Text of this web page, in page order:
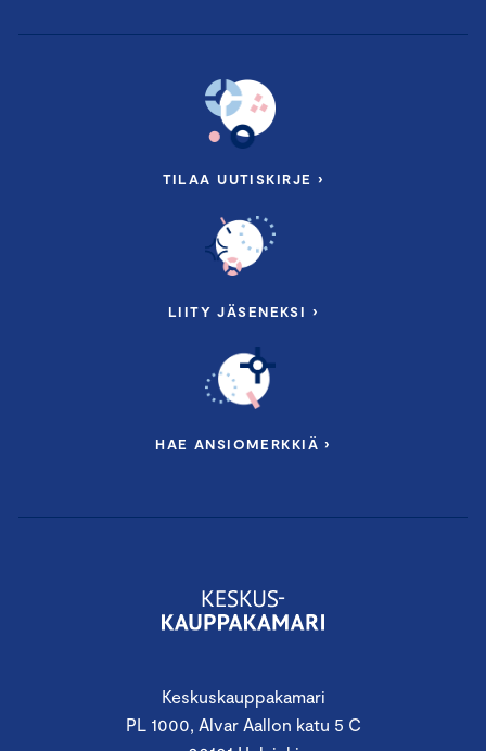
Keskuskauppakamari
PL 1000, Alvar Aallon katu 5 C
TILAA UUTISKIRJE ›
LIITY JÄSENEKSI ›
HAE ANSIOMERKKIÄ ›